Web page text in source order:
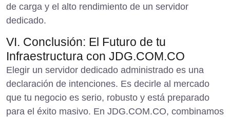
VI. Conclusión: El Futuro de tu
Infraestructura con JDG.COM.CO
Elegir un servidor dedicado administrado es una
declaración de intenciones. Es decirle al mercado
que tu negocio es serio, robusto y está preparado
para el éxito masivo. En JDG.COM.CO, combinamos